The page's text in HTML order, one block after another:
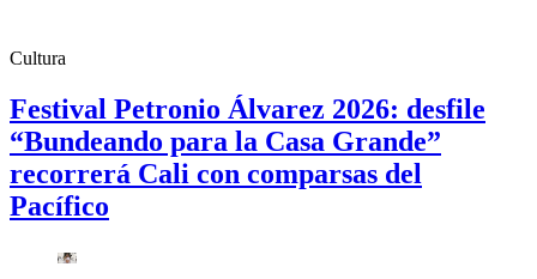
Cultura
Festival Petronio Álvarez 2026: desfile
“Bundeando para la Casa Grande”
recorrerá Cali con comparsas del
Pacífico